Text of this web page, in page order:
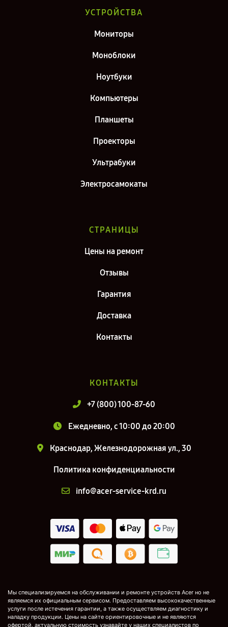
УСТРОЙСТВА
Мониторы
Моноблоки
Ноутбуки
Компьютеры
Планшеты
Проекторы
Ультрабуки
Электросамокаты
СТРАНИЦЫ
Цены на ремонт
Отзывы
Гарантия
Доставка
Контакты
КОНТАКТЫ
+7 (800) 100-87-60
Ежедневно, с 10:00 до 20:00
Краснодар, Железнодорожная ул., 30
Политика конфиденциальности
info@acer-service-krd.ru
Мы специализируемся на обслуживании и ремонте устройств Acer но не
являемся их официальным сервисом. Предоставляем высококачественные
услуги после истечения гарантии, а также осуществляем диагностику и
наладку продукции. Цены на сайте ориентировочные и не являются
офертой, актуальную стоимость узнавайте у наших специалистов по